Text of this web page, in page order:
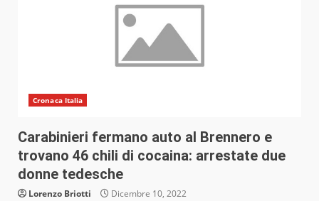
Cronaca Italia
Carabinieri fermano auto al Brennero e
trovano 46 chili di cocaina: arrestate due
donne tedesche
Lorenzo Briotti Dicembre 10, 2022